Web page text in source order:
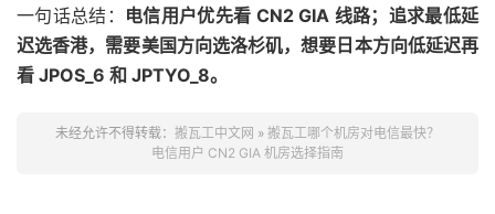
一句话总结： 电信用户优先看 CN2 GIA 线路；追求最低延
迟选香港，需要美国方向选洛杉矶，想要日本方向低延迟再
看 JPOS_6 和 JPTYO_8。
未经允许不得转载： 搬瓦工中文网 » 搬瓦工哪个机房对电信最快？
电信用户 CN2 GIA 机房选择指南